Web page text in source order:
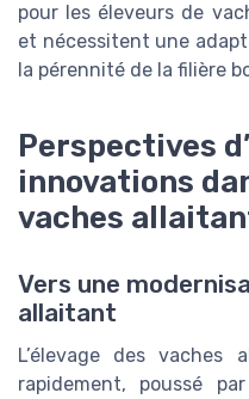
pour les éleveurs de
et nécessitent une
la pérennité de la filière
Perspectives
innovations
vaches
Vers une
allaitant
L’élevage des vaches
rapidement, poussé